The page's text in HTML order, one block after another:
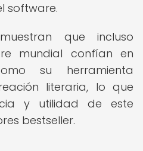
software.
que incluso
mundial confían en
su herramienta
literaria, lo que
y utilidad de este
bestseller.